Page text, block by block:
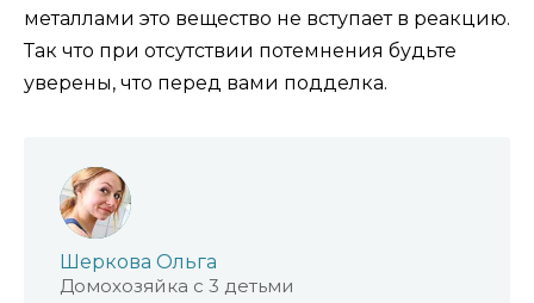
металлами это вещество не вступает в реакцию.
Так что при отсутствии потемнения будьте
уверены, что перед вами подделка.
Шеркова Ольга
Домохозяйка с 3 детьми